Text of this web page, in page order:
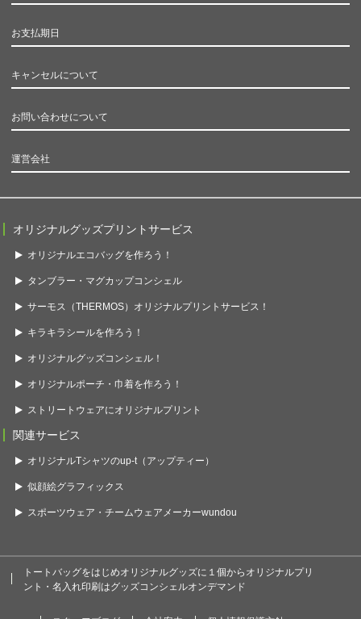
お支払期日
キャンセルについて
お問い合わせについて
運営会社
オリジナルグッズプリントサービス
オリジナルエコバッグを作ろう！
タンブラー・マグカップコンシェル
サーモス（THERMOS）オリジナルプリントサービス！
キラキラシールを作ろう！
オリジナルグッズコンシェル！
オリジナルポーチ・巾着を作ろう！
ストリートウェアにオリジナルプリント
関連サービス
オリジナルTシャツのup-t（アップティー）
似顔絵グラフィックス
スポーツウェア・チームウェアメーカーwundou
トートバッグをはじめオリジナルグッズに１個からオリジナルプリ
ント・名入れ印刷はグッズコンシェルオンデマンド